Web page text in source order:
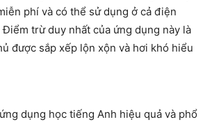
phí và có thể sử dụng ở cả điện
trừ duy nhất của ứng dụng này là
được sắp xếp lộn xộn và hơi khó hiểu
dụng học tiếng Anh hiệu quả và phổ